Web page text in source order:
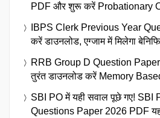
PDF और शुरू करें Probationary
IBPS Clerk Previous Year
करें डाउनलोड, एग्जाम में मिलेगा
RRB Group D Question
तुरंत डाउनलोड करें Memory
SBI PO में यही सवाल पूछे गए! SBI
Questions Paper 2026 PDF